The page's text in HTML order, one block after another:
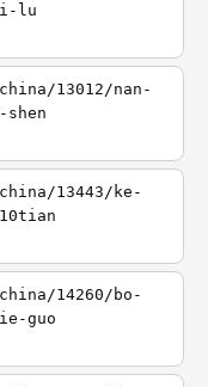
lu
13012/nan-
13443/ke-
14260/bo-
guo